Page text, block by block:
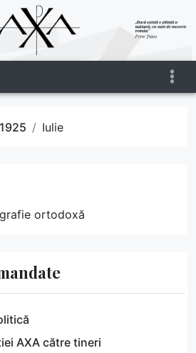
1925 Iulie
ortodoxă
AXA către tineri